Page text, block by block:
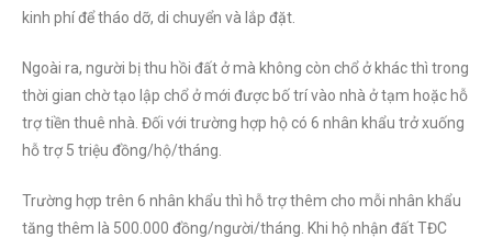
kinh phí để tháo dỡ, di chuyển và lắp đặt.
Ngoài ra, người bị thu hồi đất ở mà không còn chổ ở khác thì trong
thời gian chờ tạo lập chổ ở mới được bố trí vào nhà ở tạm hoặc hỗ
trợ tiền thuê nhà. Đối với trường hợp hộ có 6 nhân khẩu trở xuống
hỗ trợ 5 triệu đồng/hộ/tháng.
Trường hợp trên 6 nhân khẩu thì hỗ trợ thêm cho mỗi nhân khẩu
tăng thêm là 500.000 đồng/người/tháng. Khi hộ nhận đất TĐC